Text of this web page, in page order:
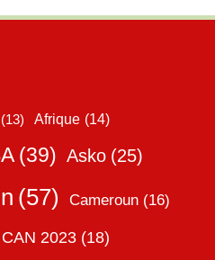
(13) Afrique (14)
(39) Asko (25)
(57) Cameroun (16)
CAN 2023 (18)